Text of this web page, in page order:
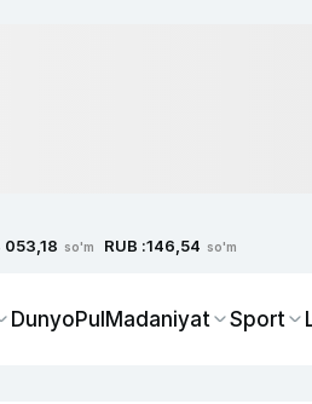
053,18 so'm RUB :146,54 so'm
DunyoPulMadaniyat Sport